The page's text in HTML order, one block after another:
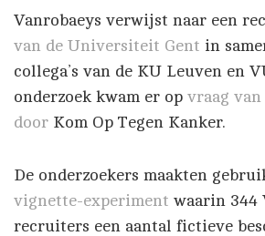
Vanrobaeys verwijst naar een
van de Universiteit Gent in
collega’s van de KU Leuven en
onderzoek kwam er op vraag
door Kom Op Tegen Kanker.
De onderzoekers maakten
vignette-experiment waarin 344
recruiters een aantal fictieve